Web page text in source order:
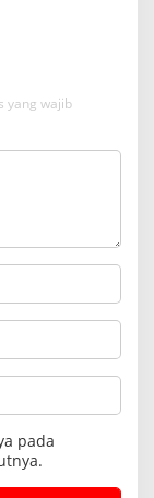
yang wajib
pada